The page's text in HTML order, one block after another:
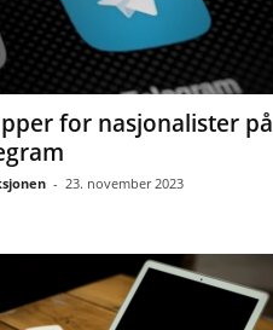
for nasjonalister på
- 23. november 2023